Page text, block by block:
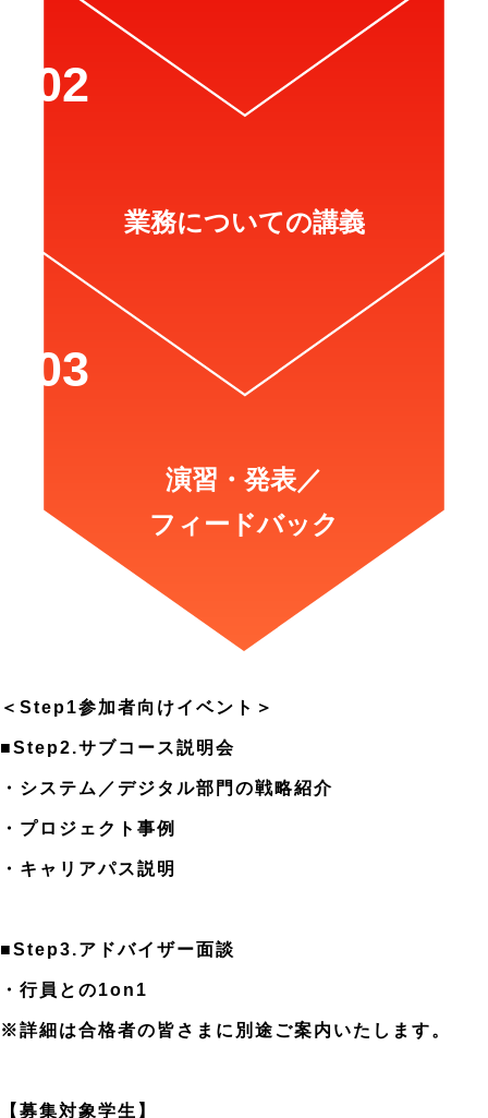
業務についての講義
演習・発表／
フィードバック
＜Step1参加者向けイベント＞
■Step2.サブコース説明会
・システム／デジタル部門の戦略紹介
・プロジェクト事例
・キャリアパス説明
■Step3.アドバイザー面談
・行員との1on1
※詳細は合格者の皆さまに別途ご案内いたします。
【募集対象学生】